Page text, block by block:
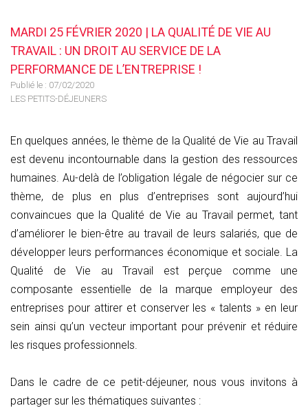
MARDI 25 FÉVRIER 2020 | LA QUALITÉ DE VIE AU
TRAVAIL : UN DROIT AU SERVICE DE LA
PERFORMANCE DE L’ENTREPRISE !
Publié le : 07/02/2020
LES PETITS-DÉJEUNERS
En quelques années, le thème de la Qualité de Vie au Travail
est devenu incontournable dans la gestion des ressources
humaines. Au-delà de l’obligation légale de négocier sur ce
thème, de plus en plus d’entreprises sont aujourd’hui
convaincues que la Qualité de Vie au Travail permet, tant
d’améliorer le bien-être au travail de leurs salariés, que de
développer leurs performances économique et sociale. La
Qualité de Vie au Travail est perçue comme une
composante essentielle de la marque employeur des
entreprises pour attirer et conserver les « talents » en leur
sein ainsi qu’un vecteur important pour prévenir et réduire
les risques professionnels.
Dans le cadre de ce petit-déjeuner, nous vous invitons à
partager sur les thématiques suivantes :